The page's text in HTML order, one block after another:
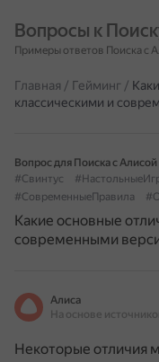
Вопросы к
Примеры ответов Поиска с
Главная / Гейминг /
классическими и
Вопрос для Поиска с Алисой
#Свинтус
#СовременныеПравила
Какие основные
современными
Алиса
Некоторые отличия